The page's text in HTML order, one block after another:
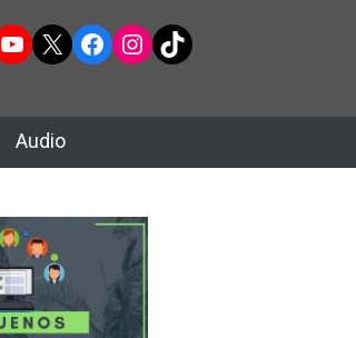
YouTube
X Facebook
Instagram
TikTok
Audio